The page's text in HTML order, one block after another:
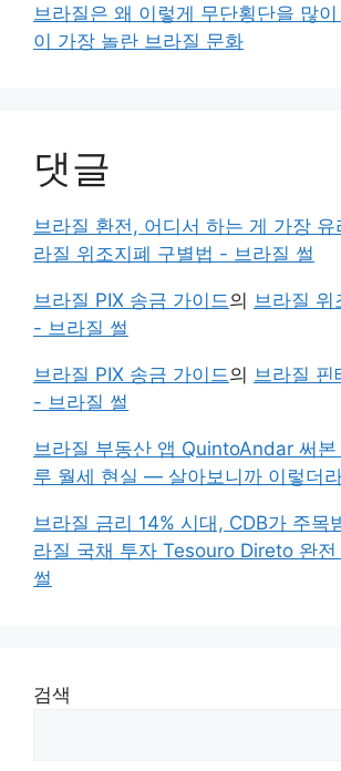
브라질은 왜 이렇게 무단횡단을 많
이 가장 놀란 브라질 문화
댓글
브라질 환전, 어디서 하는 게 가장 유
라질 위조지폐 구별법 - 브라질 썰
브라질 PIX 송금 가이드의 브라질 위
- 브라질 썰
브라질 PIX 송금 가이드의 브라질 핀
- 브라질 썰
브라질 부동산 앱 QuintoAndar 써본
루 월세 현실 — 살아보니까 이렇더
브라질 금리 14% 시대, CDB가 주목
라질 국채 투자 Tesouro Direto 완
썰
검색